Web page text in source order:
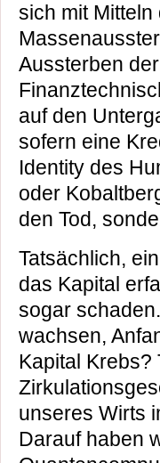
sich mit
Aussterben
auf den
sofern eine
Identity des
oder
den Tod,
Tatsächlich,
das Kapital
sogar
wachsen,
Kapital Krebs?
unseres Wirts
Darauf haben